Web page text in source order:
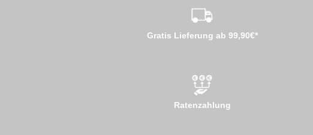
Gratis Lieferung ab 99,90€*
Ratenzahlung